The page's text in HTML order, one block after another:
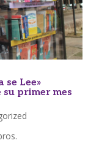
se Lee»
primer mes